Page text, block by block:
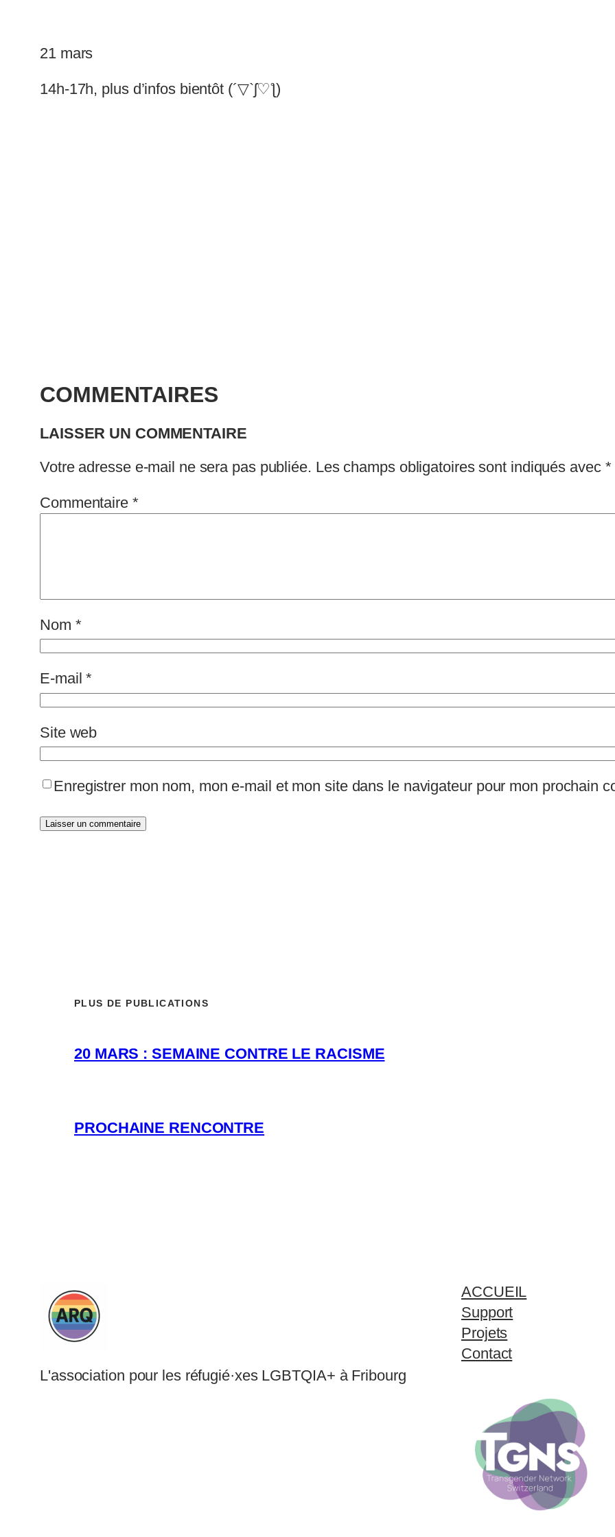
21 mars
14h-17h, plus d’infos bientôt (´▽`ʃ♡ƪ)
COMMENTAIRES
LAISSER UN COMMENTAIRE
Votre adresse e-mail ne sera pas publiée. Les champs obligatoires sont indiqués avec *
Commentaire *
Nom *
E-mail*
Site web
Enregistrer mon nom, mon e-mail et mon site dans le navigateur pour mon prochain
PLUS DE PUBLICATIONS
20 MARS : SEMAINE CONTRE LE RACISME
PROCHAINE RENCONTRE
L'association pour les réfugié·xes LGBTQIA+ à Fribourg
ACCUEIL
Support
Projets
Contact